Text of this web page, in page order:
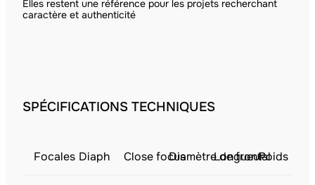
Elles restent une référence pour les projets recherchant
caractère et authenticité
SPÉCIFICATIONS TECHNIQUES
Focales Diaph Close focusDiamètre de frontal
LongueurPoids